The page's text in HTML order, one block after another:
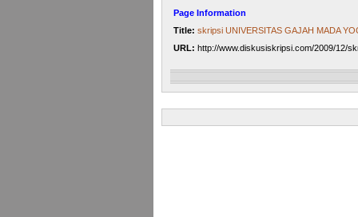
Page Information
Title: skripsi UNIVERSITAS GAJAH MADA
URL: http://www.diskusiskripsi.com/2009/12/